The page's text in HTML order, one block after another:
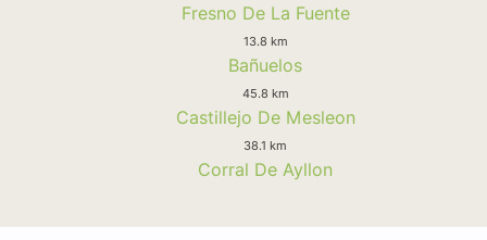
Fresno De La Fuente
13.8 km
Bañuelos
45.8 km
Castillejo De Mesleon
38.1 km
Corral De Ayllon